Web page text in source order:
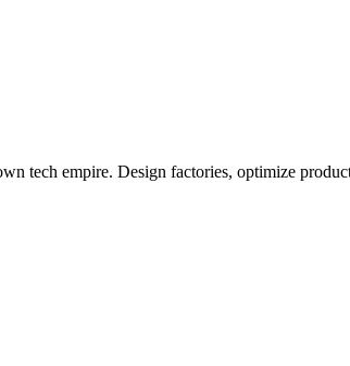
tech empire. Design factories, optimize